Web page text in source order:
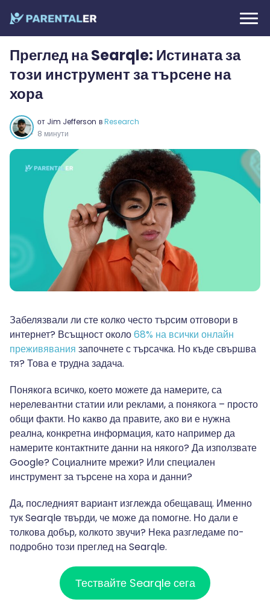
Преглед на Searqle: Истината за
този инструмент за търсене на
хора
от Jim Jefferson вResearch
8 минути
Забелязвали ли сте колко често търсим отговори в
интернет? Всъщност около68% на всички онлайн
преживявания започнете с търсачка. Но къде свършва
тя? Това е трудна задача.
Понякога всичко, което можете да намерите, са
нерелевантни статии или реклами, а понякога – просто
общи факти. Но какво да правите, ако ви е нужна
реална, конкретна информация, като например да
намерите контактните данни на някого? Да използвате
Google? Социалните мрежи? Или специален
инструмент за търсене на хора и данни?
Да, последният вариант изглежда обещаващ. Именно
тук Searqle твърди, че може да помогне. Но дали е
толкова добър, колкото звучи? Нека разгледаме по-
подробно този преглед на Searqle.
Тествайте Searqle сега